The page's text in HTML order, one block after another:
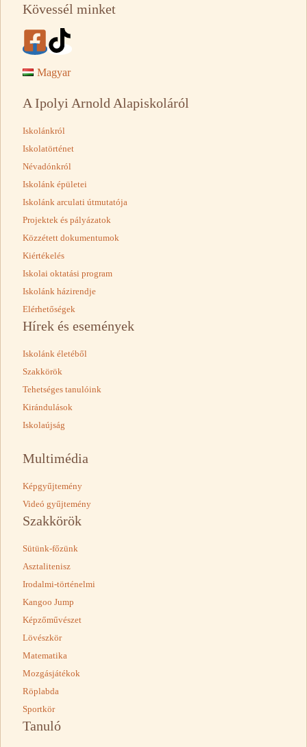
Kövessél minket
Magyar
A Ipolyi Arnold Alapiskoláról
Iskolánkról
Iskolatörténet
Névadónkról
Iskolánk épületei
Iskolánk arculati útmutatója
Projektek és pályázatok
Közzétett dokumentumok
Kiértékelés
Iskolai oktatási program
Iskolánk házirendje
Elérhetőségek
Hírek és események
Iskolánk életéből
Szakkörök
Tehetséges tanulóink
Kirándulások
Iskolaújság
Multimédia
Képgyűjtemény
Videó gyűjtemény
Szakkörök
Sütünk-főzünk
Asztalitenisz
Irodalmi-történelmi
Kangoo Jump
Képzőművészet
Lövészkör
Matematika
Mozgásjátékok
Röplabda
Sportkör
Tanuló